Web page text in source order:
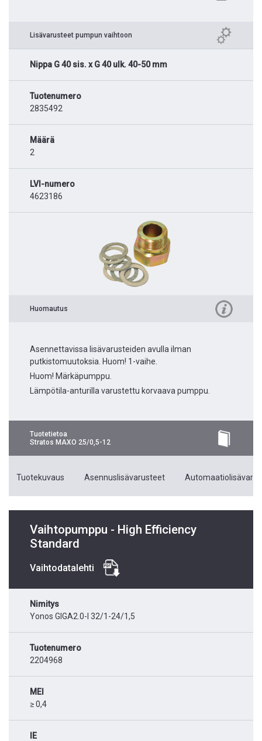
Lisävarusteet pumpun vaihtoon
Nippa G 40 sis. x G 40 ulk. 40-50 mm
Tuotenumero
2835492
Määrä
2
LVI-numero
4623186
Huomautus
Asennettavissa lisävarusteiden avulla ilman
putkistomuutoksia. Huom! 1-vaihe.
Huom! Märkäpumppu.
Lämpötila-anturilla varustettu korvaava pumppu.
Tuotetietoa
Stratos MAXO 25/0,5-12
Tuotekuvaus Asennuslisävarusteet
Vaihtopumppu - High Efficiency
Standard
Vaihtodatalehti
Nimitys
Yonos GIGA2.0-I 32/1-24/1,5
Tuotenumero
2204968
MEI
≥ 0,4
IE